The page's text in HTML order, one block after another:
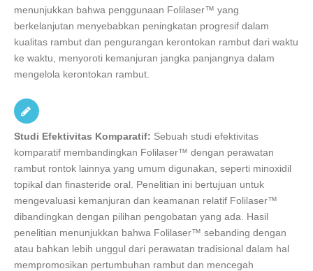
menunjukkan bahwa penggunaan Folilaser™ yang
berkelanjutan menyebabkan peningkatan progresif dalam
kualitas rambut dan pengurangan kerontokan rambut dari waktu
ke waktu, menyoroti kemanjuran jangka panjangnya dalam
mengelola kerontokan rambut.
Studi Efektivitas Komparatif: Sebuah studi efektivitas
komparatif membandingkan Folilaser™ dengan perawatan
rambut rontok lainnya yang umum digunakan, seperti minoxidil
topikal dan finasteride oral. Penelitian ini bertujuan untuk
mengevaluasi kemanjuran dan keamanan relatif Folilaser™
dibandingkan dengan pilihan pengobatan yang ada. Hasil
penelitian menunjukkan bahwa Folilaser™ sebanding dengan
atau bahkan lebih unggul dari perawatan tradisional dalam hal
mempromosikan pertumbuhan rambut dan mencegah